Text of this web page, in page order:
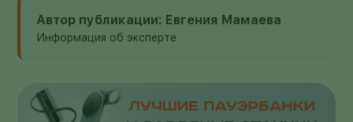
Автор публикации: Евгения Мамаева
Информация об эксперте